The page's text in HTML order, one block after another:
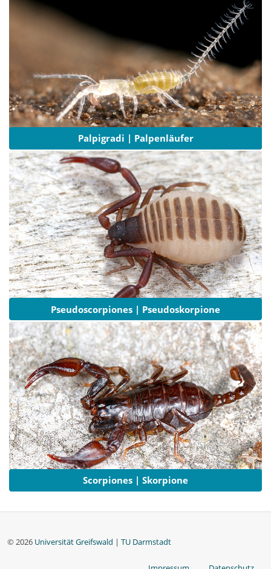
Palpigradi | Palpenläufer
Pseudoscorpiones | Pseudoskorpione
Scorpiones | Skorpione
© 2026 Universität Greifswald | TU Darmstadt